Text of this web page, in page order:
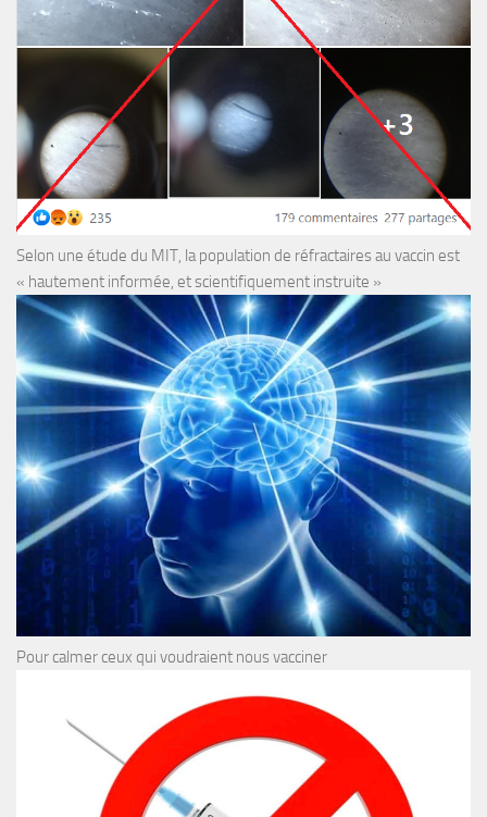
Selon une étude du MIT, la population de réfractaires au vaccin est
« hautement informée, et scientifiquement instruite »
Pour calmer ceux qui voudraient nous vacciner